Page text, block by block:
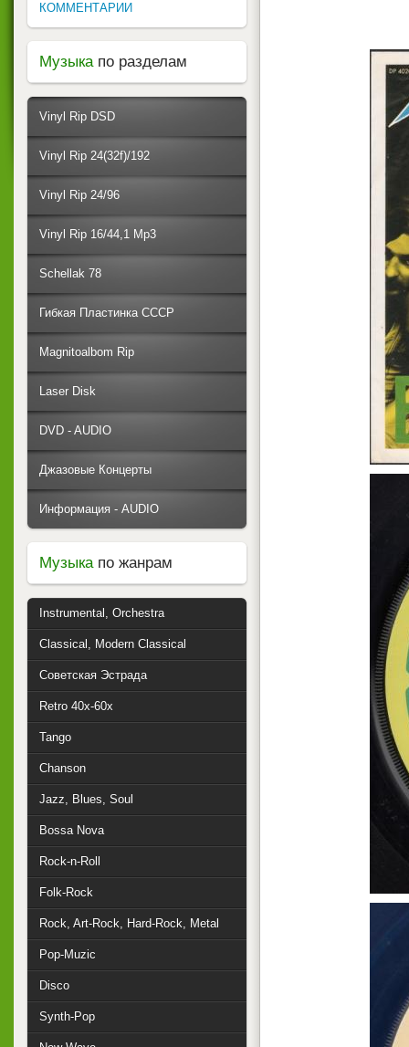
КОММЕНТАРИИ
Музыка по разделам
Vinyl Rip DSD
Vinyl Rip 24(32f)/192
Vinyl Rip 24/96
Vinyl Rip 16/44,1 Mp3
Schellak 78
Гибкая Пластинка СССР
Magnitoalbom Rip
Laser Disk
DVD - AUDIO
Джазовые Концерты
Информация - AUDIO
Музыкапо жанрам
Instrumental, Orchestra
Classical, Modern Classical
Советская Эстрада
Retro 40x-60x
Tango
Chanson
Jazz, Blues, Soul
Bossa Nova
Rock-n-Roll
Folk-Rock
Rock, Art-Rock, Hard-Rock, Metal
Pop-Muzic
Disco
Synth-Pop